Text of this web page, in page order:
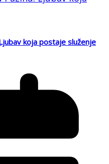
koja postaje služenje